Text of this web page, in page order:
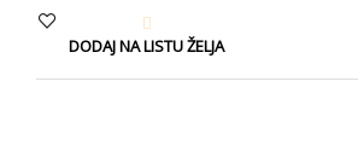
DODAJ NA LISTU ŽELJA